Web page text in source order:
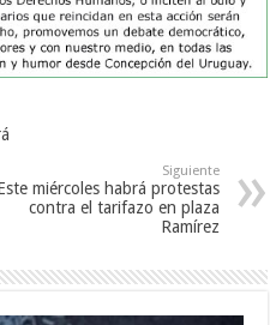
Siguiente
miércoles habrá protestas
contra el tarifazo en plaza
Ramírez